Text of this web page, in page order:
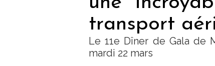
transport
Le 11e Dîner de Gala de
mardi 22 mars